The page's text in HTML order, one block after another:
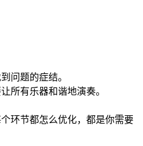
问题的症结。
所有乐器和谐地演奏。
环节都怎么优化，都是你需要